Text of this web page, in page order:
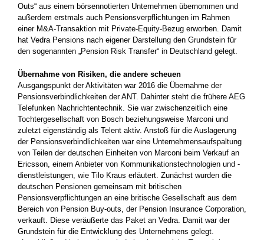
Outs“ aus einem börsennotierten Unternehmen übernommen und
außerdem erstmals auch Pensionsverpflichtungen im Rahmen
einer M&A-Transaktion mit Private-Equity-Bezug erworben. Damit
hat Vedra Pensions nach eigener Darstellung den Grundstein für
den sogenannten „Pension Risk Transfer“ in Deutschland gelegt.
Übernahme von Risiken, die andere scheuen
Ausgangspunkt der Aktivitäten war 2016 die Übernahme der
Pensionsverbindlichkeiten der ANT. Dahinter steht die frühere AEG
Telefunken Nachrichtentechnik. Sie war zwischenzeitlich eine
Tochtergesellschaft von Bosch beziehungsweise Marconi und
zuletzt eigenständig als Telent aktiv. Anstoß für die Auslagerung
der Pensionsverbindlichkeiten war eine Unternehmensaufspaltung
von Teilen der deutschen Einheiten von Marconi beim Verkauf an
Ericsson, einem Anbieter von Kommunikationstechnologien und -
dienstleistungen, wie Tilo Kraus erläutert. Zunächst wurden die
deutschen Pensionen gemeinsam mit britischen
Pensionsverpflichtungen an eine britische Gesellschaft aus dem
Bereich von Pension Buy-outs, der Pension Insurance Corporation,
verkauft. Diese veräußerte das Paket an Vedra. Damit war der
Grundstein für die Entwicklung des Unternehmens gelegt.